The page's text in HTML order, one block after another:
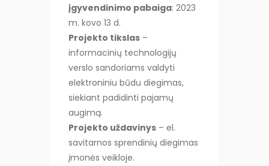
įgyvendinimo pabaiga: 2023
m. kovo 13 d.
Projekto tikslas –
informacinių technologijų
verslo sandoriams valdyti
elektroniniu būdu diegimas,
siekiant padidinti pajamų
augimą.
Projekto uždavinys – el.
savitarnos sprendinių diegimas
įmonės veikloje.